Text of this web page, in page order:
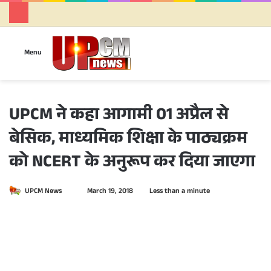
Menu
UPCM ने कहा आगामी 01 अप्रैल से
बेसिक, माध्यमिक शिक्षा के पाठ्यक्रम
को NCERT के अनुरूप कर दिया जाएगा
UPCM News March 19, 2018 Less than a minute